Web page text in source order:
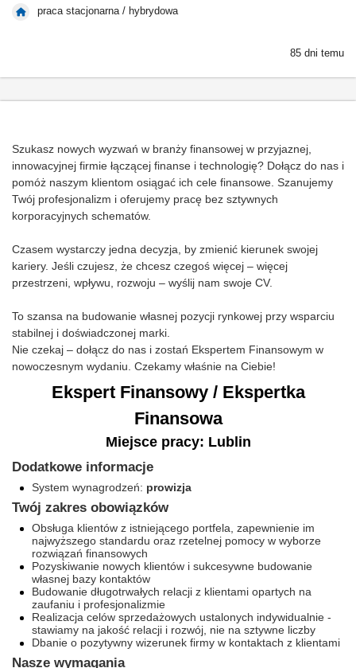
praca stacjonarna / hybrydowa
85 dni temu
Szukasz nowych wyzwań w branży finansowej w przyjaznej,
innowacyjnej firmie łączącej finanse i technologię? Dołącz do nas i
pomóż naszym klientom osiągać ich cele finansowe. Szanujemy
Twój profesjonalizm i oferujemy pracę bez sztywnych
korporacyjnych schematów.
Czasem wystarczy jedna decyzja, by zmienić kierunek swojej
kariery. Jeśli czujesz, że chcesz czegoś więcej – więcej
przestrzeni, wpływu, rozwoju – wyślij nam swoje CV.
To szansa na budowanie własnej pozycji rynkowej przy wsparciu
stabilnej i doświadczonej marki.
Nie czekaj – dołącz do nas i zostań Ekspertem Finansowym w
nowoczesnym wydaniu. Czekamy właśnie na Ciebie!
Ekspert Finansowy / Ekspertka
Finansowa
Miejsce pracy: Lublin
Dodatkowe informacje
System wynagrodzeń: prowizja
Twój zakres obowiązków
Obsługa klientów z istniejącego portfela, zapewnienie im
najwyższego standardu oraz rzetelnej pomocy w wyborze
rozwiązań finansowych
Pozyskiwanie nowych klientów i sukcesywne budowanie
własnej bazy kontaktów
Budowanie długotrwałych relacji z klientami opartych na
zaufaniu i profesjonalizmie
Realizacja celów sprzedażowych ustalonych indywidualnie -
stawiamy na jakość relacji i rozwój, nie na sztywne liczby
Dbanie o pozytywny wizerunek firmy w kontaktach z klientami
Nasze wymagania